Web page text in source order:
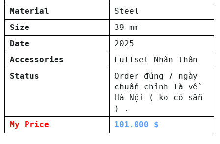
Material
Steel
Size
39 mm
Date
2025
Accessories
Fullset Nhân thân
Status
Order đúng 7 ngày
chuẩn chỉnh là về
Hà Nội ( ko có sẵn
) .
My Price
101.000 $